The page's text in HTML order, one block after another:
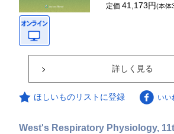
定価41,173円(本体
詳しく見る
ほしいものリストに登録 いい
West's Respiratory Physiology,